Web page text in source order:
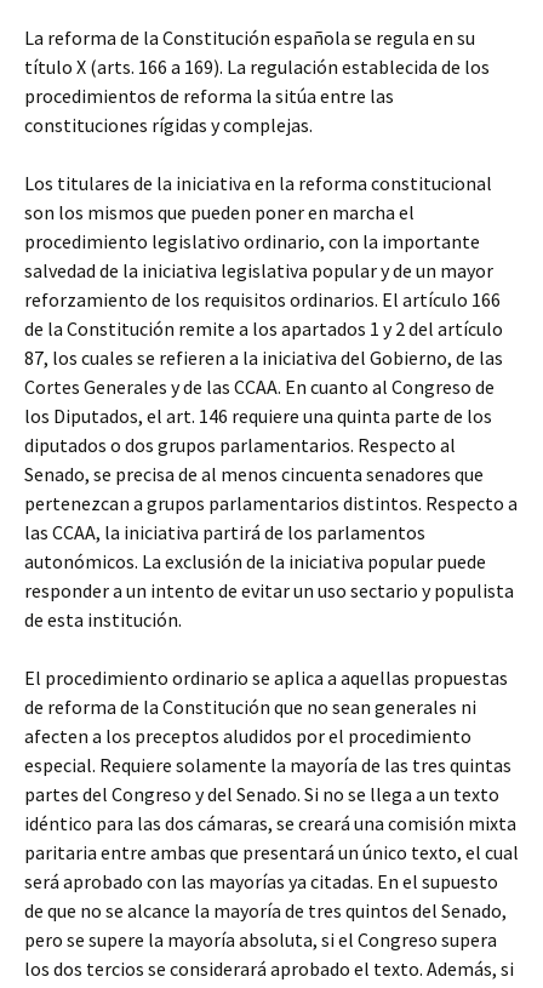
La reforma de la Constitución española se regula en su
título X (arts. 166 a 169). La regulación establecida de los
procedimientos de reforma la sitúa entre las
constituciones rígidas y complejas.
Los titulares de la iniciativa en la reforma constitucional
son los mismos que pueden poner en marcha el
procedimiento legislativo ordinario, con la importante
salvedad de la iniciativa legislativa popular y de un mayor
reforzamiento de los requisitos ordinarios. El artículo 166
de la Constitución remite a los apartados 1 y 2 del artículo
87, los cuales se refieren a la iniciativa del Gobierno, de las
Cortes Generales y de las CCAA. En cuanto al Congreso de
los Diputados, el art. 146 requiere una quinta parte de los
diputados o dos grupos parlamentarios. Respecto al
Senado, se precisa de al menos cincuenta senadores que
pertenezcan a grupos parlamentarios distintos. Respecto a
las CCAA, la iniciativa partirá de los parlamentos
autonómicos. La exclusión de la iniciativa popular puede
responder a un intento de evitar un uso sectario y populista
de esta institución.
El procedimiento ordinario se aplica a aquellas propuestas
de reforma de la Constitución que no sean generales ni
afecten a los preceptos aludidos por el procedimiento
especial. Requiere solamente la mayoría de las tres quintas
partes del Congreso y del Senado. Si no se llega a un texto
idéntico para las dos cámaras, se creará una comisión mixta
paritaria entre ambas que presentará un único texto, el cual
será aprobado con las mayorías ya citadas. En el supuesto
de que no se alcance la mayoría de tres quintos del Senado,
pero se supere la mayoría absoluta, si el Congreso supera
los dos tercios se considerará aprobado el texto. Además, si